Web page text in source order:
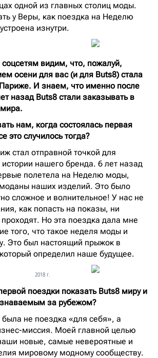
одной из главных столиц моды.
у Веры, как поездка на Неделю
изнутри.
видим, что, пожалуй,
осени для вас (и для Buts8) стала
И знаем, что именно после
назад Buts8 стали заказывать в
нам, когда состоялась первая
это случилось тогда?
стал отправной точкой для
нашего бренда. 6 лет назад
полетела на Неделю моды,
наших изделий. Это было
сложное и волнительное! У нас не
как попасть на показы, ни
Но эта поездка дала мне
того, что такое неделя моды и
Это был настоящий прыжок в
определил наше будущее.
2018 г.
поездки показать Buts8 миру и
за рубежом?
не поездка «для себя», а
миссия. Моей главной целью
новые, самые невероятные и
мировому модному сообществу.